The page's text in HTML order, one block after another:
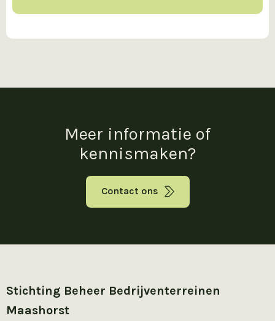
Meer informatie of
kennismaken?
Contact ons
Stichting Beheer Bedrijventerreinen
Maashorst